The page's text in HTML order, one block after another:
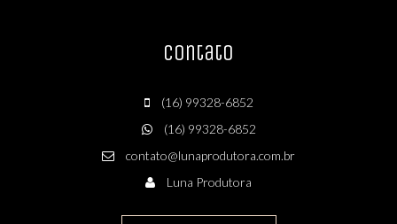
Contato
(16) 99328-6852
(16) 99328-6852
contato@lunaprodutora.com.br
Luna Produtora